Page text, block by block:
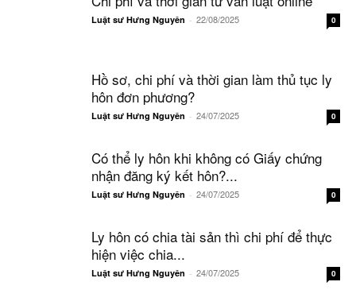
Luật sư Hưng Nguyên - 22/08/2025 0
Hồ sơ, chi phí và thời gian làm thủ tục ly
hôn đơn phương?
Luật sư Hưng Nguyên - 24/07/2025 0
Có thể ly hôn khi không có Giấy chứng
nhận đăng ký kết hôn?...
Luật sư Hưng Nguyên - 24/07/2025 0
Ly hôn có chia tài sản thì chi phí để thực
hiện việc chia...
Luật sư Hưng Nguyên - 24/07/2025 0